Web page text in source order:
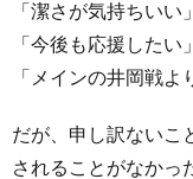
「潔さが気持ちいい」
「今後も応援したい」
「メインの井岡戦よ
だが、申し訳ないこ
されることがなかっ